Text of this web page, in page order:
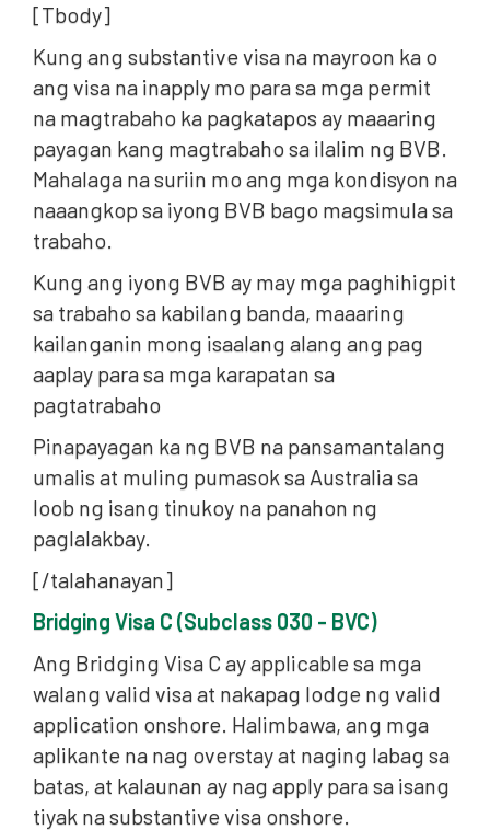
[Tbody]
Kung ang substantive visa na mayroon ka o
ang visa na inapply mo para sa mga permit
na magtrabaho ka pagkatapos ay maaaring
payagan kang magtrabaho sa ilalim ng BVB.
Mahalaga na suriin mo ang mga kondisyon na
naaangkop sa iyong BVB bago magsimula sa
trabaho.
Kung ang iyong BVB ay may mga paghihigpit
sa trabaho sa kabilang banda, maaaring
kailanganin mong isaalang alang ang pag
aaplay para sa mga karapatan sa
pagtatrabaho
Pinapayagan ka ng BVB na pansamantalang
umalis at muling pumasok sa Australia sa
loob ng isang tinukoy na panahon ng
paglalakbay.
[/talahanayan]
Bridging Visa C (Subclass 030 - BVC)
Ang Bridging Visa C ay applicable sa mga
walang valid visa at nakapag lodge ng valid
application onshore. Halimbawa, ang mga
aplikante na nag overstay at naging labag sa
batas, at kalaunan ay nag apply para sa isang
tiyak na substantive visa onshore.